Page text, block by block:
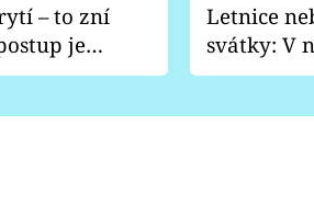
– to zní
je
některé
Letnice
svátky: V
pondělí